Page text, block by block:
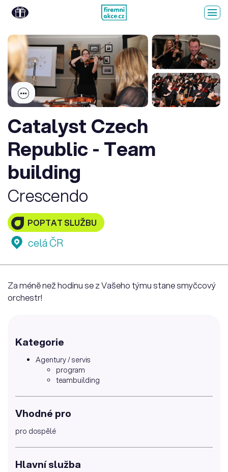
Catalyst Czech
Republic - Team
building
Crescendo
POPTAT SLUŽBU
celá ČR
Za méně než hodinu se z Vašeho týmu stane smyčcový
orchestr!
Kategorie
Agentury / servis
program
teambuilding
Vhodné pro
pro dospělé
Hlavní služba